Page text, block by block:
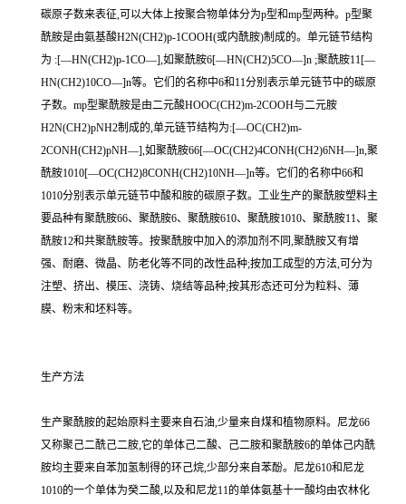
碳原子数来表征,可以大体上按聚合物单体分为p型和mp型两种。p型聚
酰胺是由氨基酸H2N(CH2)p-1COOH(或内酰胺)制成的。单元链节结构
为 :[—HN(CH2)p-1CO—],如聚酰胺6[—HN(CH2)5CO—]n ;聚酰胺11[—
HN(CH2)10CO—]n等。它们的名称中6和11分别表示单元链节中的碳原
子数。mp型聚酰胺是由二元酸HOOC(CH2)m-2COOH与二元胺
H2N(CH2)pNH2制成的,单元链节结构为:[—OC(CH2)m-
2CONH(CH2)pNH—],如聚酰胺66[—OC(CH2)4CONH(CH2)6NH—]n,聚
酰胺1010[—OC(CH2)8CONH(CH2)10NH—]n等。它们的名称中66和
1010分别表示单元链节中酸和胺的碳原子数。工业生产的聚酰胺塑料主
要品种有聚酰胺66、聚酰胺6、聚酰胺610、聚酰胺1010、聚酰胺11、聚
酰胺12和共聚酰胺等。按聚酰胺中加入的添加剂不同,聚酰胺又有增
强、耐磨、微晶、防老化等不同的改性品种;按加工成型的方法,可分为
注塑、挤出、模压、浇铸、烧结等品种;按其形态还可分为粒料、薄
膜、粉末和坯料等。
生产方法
生产聚酰胺的起始原料主要来自石油,少量来自煤和植物原料。尼龙66
又称聚己二酰己二胺,它的单体己二酸、己二胺和聚酰胺6的单体己内酰
胺均主要来自苯加氢制得的环己烷,少部分来自苯酚。尼龙610和尼龙
1010的一个单体为癸二酸,以及和尼龙11的单体氨基十一酸均由农林化